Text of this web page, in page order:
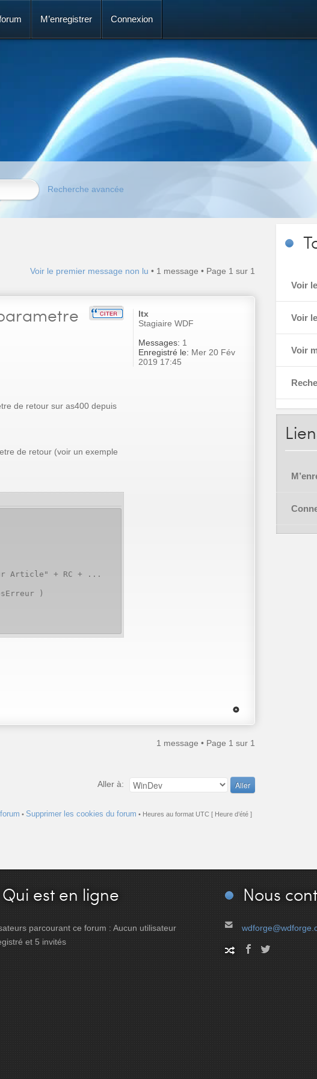
M’enregistrer Connexion
Recherche avancée
Voir le premier message non lu • 1 message • Page 1 sur 1
de retour sur as400 depuis
de retour (voir un exemple
Article" + RC + ...
)
ltx
Stagiaire WDF
Messages: 1
Enregistré le: Mer 20 Fév
2019 17:45
1 message • Page 1 sur 1
Aller à:
forum • Supprimer les cookies du forum • Heures au format UTC [ Heure d’été ]
Voir
Voir
Voir
Qui est en ligne
parcourant ce forum : Aucun utilisateur
et 5 invités
Nous